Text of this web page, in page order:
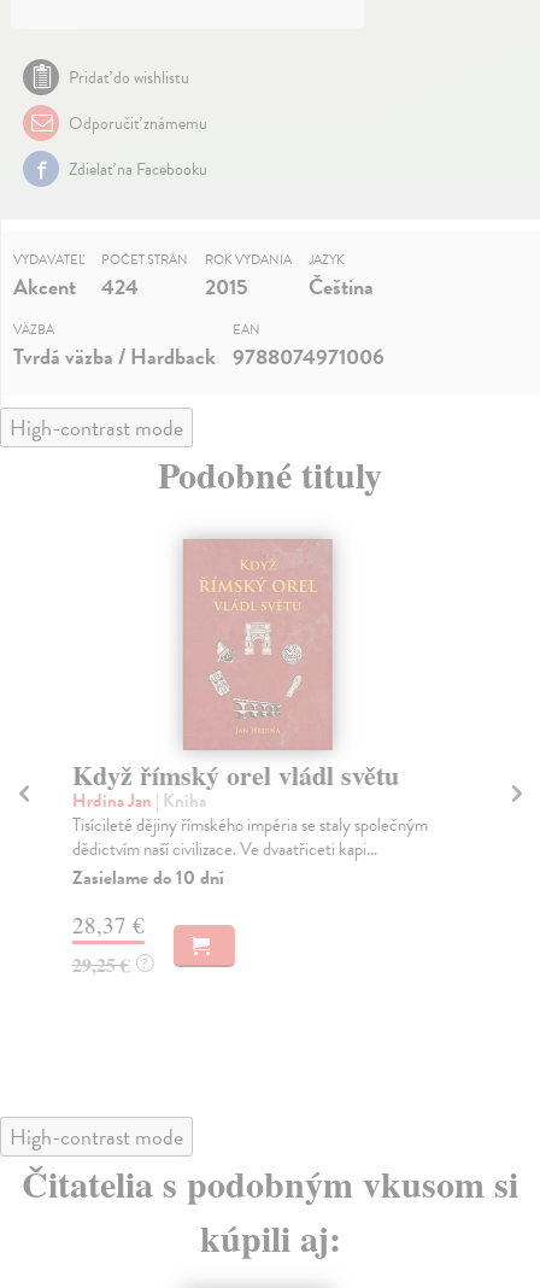
Pridať do wishlistu
Odporučiť známemu
Zdielať na Facebooku
VYDAVATEĽ
Akcent
POČET STRÁN
424
ROK VYDANIA
2015
JAZYK
Čeština
VÄZBA
Tvrdá väzba / Hardback
EAN
9788074971006
High-contrast mode
Podobné tituly
Když římský orel vládl světu
Hrdina Jan | Kniha
Tisícileté dějiny římského impéria se staly společným
dědictvím naší civilizace. Ve dvaatřiceti kapi...
Zasielame do 10 dní
28,37 €
29,25 € ?
High-contrast mode
Čitatelia s podobným vkusom si
kúpili aj: